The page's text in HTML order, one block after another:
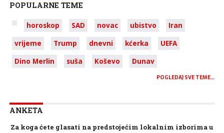
POPULARNE TEME
horoskop SAD novac ubistvo
Iran
vrijeme
Trump dnevni kćerka
UEFA
Dino Merlin
suša Koševo Dunav
POGLEDAJ SVE TEME…
ANKETA
Za koga ćete glasati na predstojećim lokalnim izborima u